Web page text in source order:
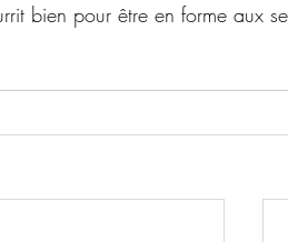
bien pour être en forme aux